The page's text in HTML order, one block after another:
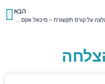
הבא